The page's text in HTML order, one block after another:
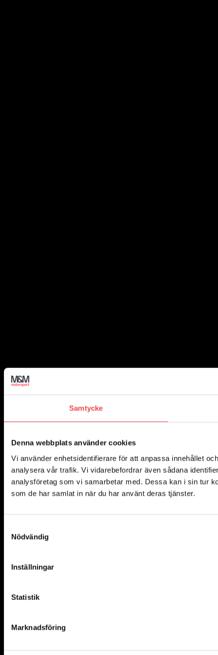
Samtycke
Denna webbplats använder cookies
Vi använder enhetsidentifierare för att anpassa innehållet
analysera vår trafik. Vi vidarebefordrar även sådana
analysföretag som vi samarbetar med. Dessa kan i sin tur
som de har samlat in när du har använt deras tjänster.
Nödvändig
Inställningar
Statistik
Marknadsföring